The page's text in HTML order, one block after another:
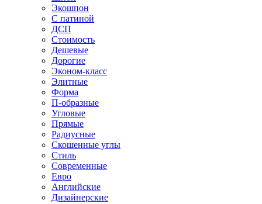
Экошпон
С патиной
ДСП
Стоимость
Дешевые
Дорогие
Эконом-класс
Элитные
Форма
П-образные
Угловые
Прямые
Радиусные
Скошенные углы
Стиль
Современные
Евро
Английские
Дизайнерские